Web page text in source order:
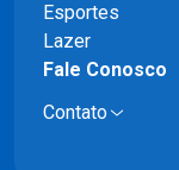
Esportes
Lazer
Fale Conosco
Contato